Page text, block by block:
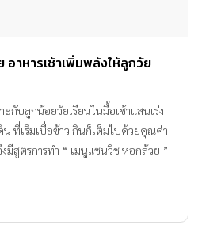
าหารเช้าเพิ่มพลังให้ลูกวัย
ะกับลูกน้อยวัยเรียนในมื้อเช้าแสนเร่ง
ที่เริ่มเบื่อข้าว กินก็เต็มไปด้วยคุณค่า
มีสูตรการทำ “ เมนูแซนวิช ห่อกล้วย ”